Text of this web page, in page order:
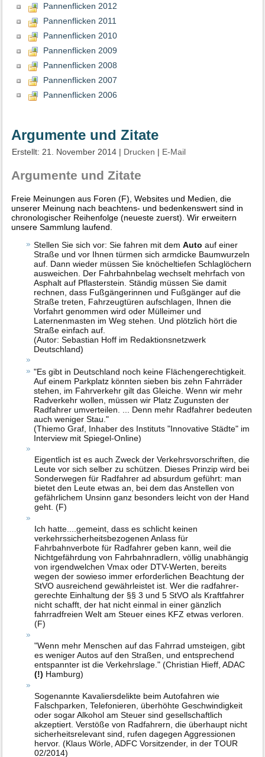
Pannenflicken 2012
Pannenflicken 2011
Pannenflicken 2010
Pannenflicken 2009
Pannenflicken 2008
Pannenflicken 2007
Pannenflicken 2006
Argumente und Zitate
Erstellt: 21. November 2014 | Drucken | E-Mail
Argumente und Zitate
Freie Meinungen aus Foren (F), Websites und Medien, die
unserer Meinung nach beachtens- und bedenkenswert sind in
chronologischer Reihenfolge (neueste zuerst). Wir erweitern
unsere Sammlung laufend.
Stellen Sie sich vor: Sie fahren mit demAuto auf einer
Straße und vor Ihnen türmen sich armdicke Baumwurzeln
auf. Dann wieder müssen Sie knöcheltiefen Schlaglöchern
ausweichen. Der Fahrbahnbelag wechselt mehrfach von
Asphalt auf Pflasterstein. Ständig müssen Sie damit
rechnen, dass Fußgängerinnen und Fußgänger auf die
Straße treten, Fahrzeugtüren aufschlagen, Ihnen die
Vorfahrt genommen wird oder Mülleimer und
Laternenmasten im Weg stehen. Und plötzlich hört die
Straße einfach auf.
(Autor: Sebastian Hoff im Redaktionsnetzwerk
Deutschland)
"Es gibt in Deutschland noch keine Flächengerechtigkeit.
Auf einem Parkplatz könnten sieben bis zehn Fahrräder
stehen, im Fahrverkehr gilt das Gleiche. Wenn wir mehr
Radverkehr wollen, müssen wir Platz Zugunsten der
Radfahrer umverteilen. ... Denn mehr Radfahrer bedeuten
auch weniger Stau."
(Thiemo Graf, Inhaber des Instituts "Innovative Städte" im
Interview mit Spiegel-Online)
Eigentlich ist es auch Zweck der Verkehrsvorschriften, die
Leute vor sich selber zu schützen. Dieses Prinzip wird bei
Sonderwegen für Radfahrer ad absurdum geführt: man
bietet den Leute etwas an, bei dem das Anstellen von
gefährlichem Unsinn ganz besonders leicht von der Hand
geht. (F)
Ich hatte....gemeint, dass es schlicht keinen
verkehrssicherheitsbezogenen Anlass für
Fahrbahnverbote für Radfahrer geben kann, weil die
Nichtgefährdung von Fahrbahnradlern, völlig unabhängig
von irgendwelchen Vmax oder DTV-Werten, bereits
wegen der sowieso immer erforderlichen Beachtung der
StVO ausreichend gewährleistet ist. Wer die radfahrer-
gerechte Einhaltung der §§ 3 und 5 StVO als Kraftfahrer
nicht schafft, der hat nicht einmal in einer gänzlich
fahrradfreien Welt am Steuer eines KFZ etwas verloren.
(F)
"Wenn mehr Menschen auf das Fahrrad umsteigen, gibt
es weniger Autos auf den Straßen, und entsprechend
entspannter ist die Verkehrslage." (Christian Hieff, ADAC
(!) Hamburg)
Sogenannte Kavaliersdelikte beim Autofahren wie
Falschparken, Telefonieren, überhöhte Geschwindigkeit
oder sogar Alkohol am Steuer sind gesellschaftlich
akzeptiert. Verstöße von Radfahrern, die überhaupt nicht
sicherheitsrelevant sind, rufen dagegen Aggressionen
hervor. (Klaus Wörle, ADFC Vorsitzender, in der TOUR
02/2014)